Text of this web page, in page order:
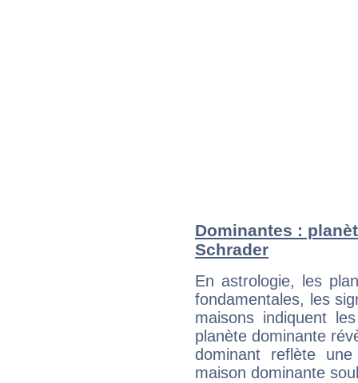
Dominantes :
Schrader
En astrologie, les
fondamentales, les
maisons indiquent
planète dominante
dominant reflète
maison dominante